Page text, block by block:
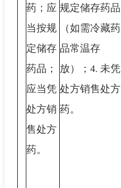
药；应
当按规
定储存
药品；
应当凭
处方销
售处方
药。
规定储存药品
（如需冷藏药
品常温存
放）；4. 未凭
处方销售处方
药。